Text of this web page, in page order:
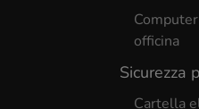
officina
Sicurezza
Cartella